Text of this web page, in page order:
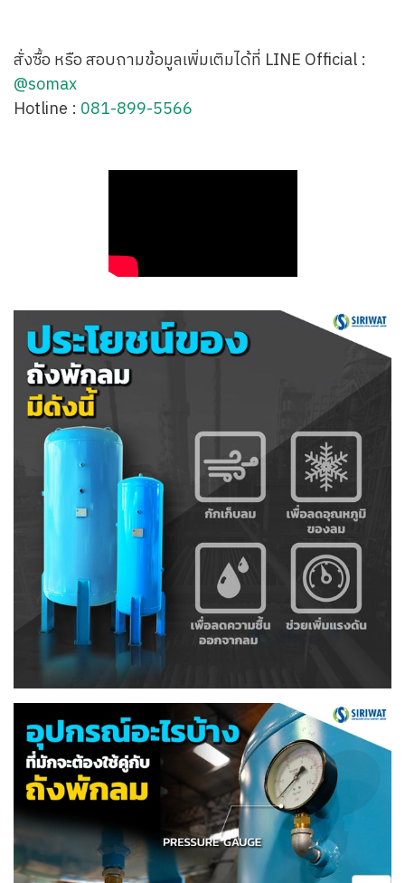
สั่งซื้อ หรือ สอบถามข้อมูลเพิ่มเติมได้ที่ LINE Official :
@somax
Hotline : 081-899-5566